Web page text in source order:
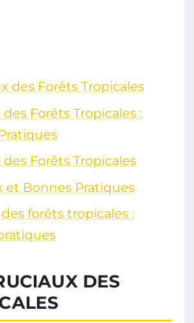
des Forêts Tropicales
Forêts Tropicales :
Forêts Tropicales
et Bonnes Pratiques
forêts tropicales :
DES